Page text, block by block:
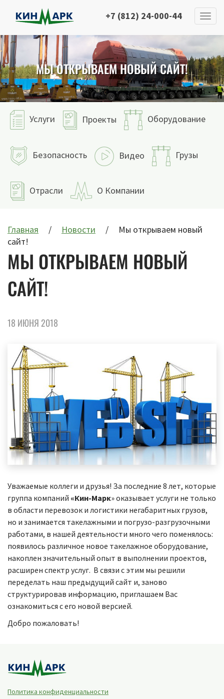
+7 (812) 24-000-44
МЫ ОТКРЫВАЕМ НОВЫЙ САЙТ!
Услуги Проекты Оборудование
Безопасность Видео Грузы
Отрасли О Компании
Главная Новости
Мы открываем новый
сайт!
МЫ ОТКРЫВАЕМ НОВЫЙ
САЙТ!
18 ИЮНЯ 2018
Уважаемые коллеги и друзья! За последние 8 лет, которые
группа компаний «Кин-Марк» оказывает услуги не только
в области перевозок и логистики негабаритных грузов,
но и занимается такелажными и погрузо-разгрузочными
работами, в нашей деятельности много чего поменялось:
появилось различное новое такелажное оборудование,
накоплен значительный опыт в выполнении проектов,
расширен спектр услуг. В связи с этим мы решили
переделать наш предыдущий сайт и, заново
структурировав информацию, приглашаем Вас
ознакомиться с его новой версией.
Добро пожаловать!
Политика конфиденциальности